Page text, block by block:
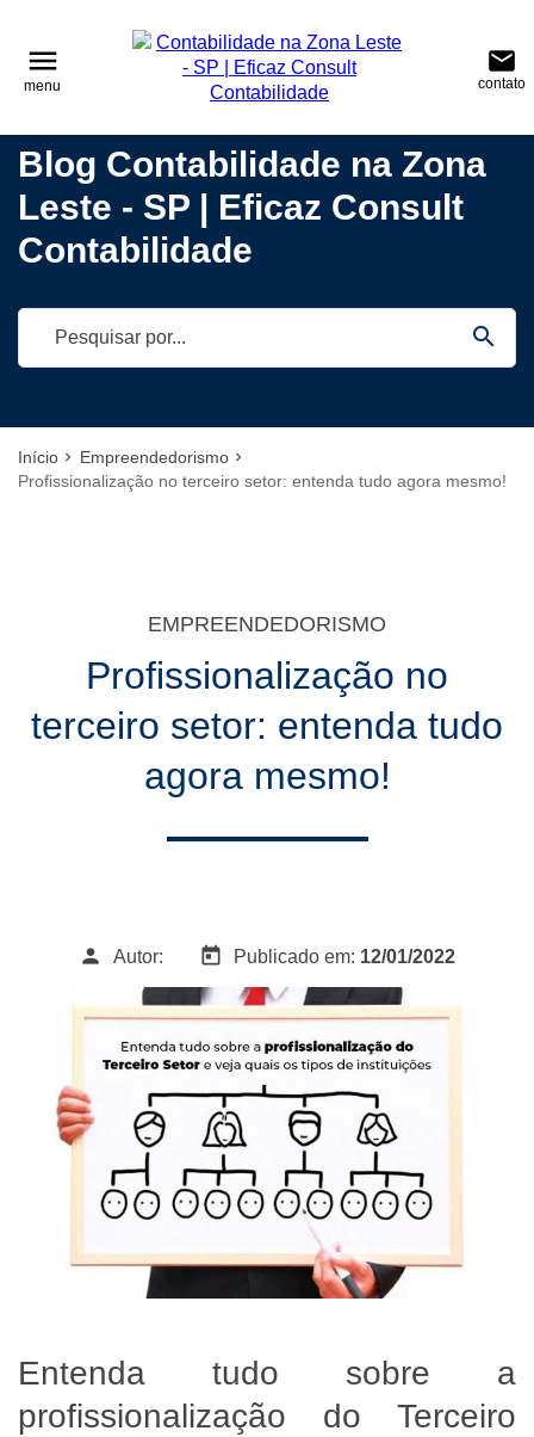
menu
menu
email
contato
Blog Contabilidade na Zona
Leste - SP | Eficaz Consult
Contabilidade
search
Início
Empreendedorismo
Profissionalização no terceiro setor: entenda tudo agora mesmo!
reply NAVEGAÇÃO
Blog
Contabilidade
Empreendedorismo
Notícias
reply FALE CONOSCO
(11)95687-7009
location_on Tatuapé – São Paulo – CEP.: 03322-040
email
Deixe sua Mensagem
EMPREENDEDORISMO
Profissionalização no
terceiro setor: entenda tudo
agora mesmo!
person Autor: today Publicado em: 12/01/2022
Entenda tudo sobre a
profissionalização do Terceiro